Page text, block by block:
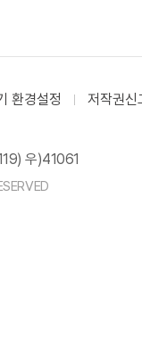
환경설정 저작권신
우)41061